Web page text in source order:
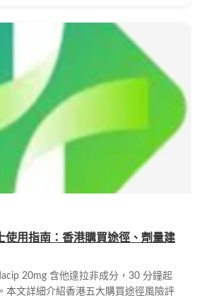
使用指南：香港購買途徑、劑量建
20mg 含他達拉非成分，30 分鐘起
本文詳細介紹香港五大購買途徑風險評